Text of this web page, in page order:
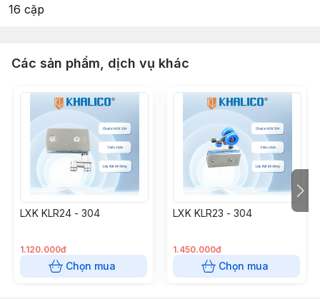
16 cặp
Các sản phẩm, dịch vụ khác
LXK KLR24 - 304
1.120.000đ
Chọn mua
LXK KLR23 - 304
1.450.000đ
Chọn mua